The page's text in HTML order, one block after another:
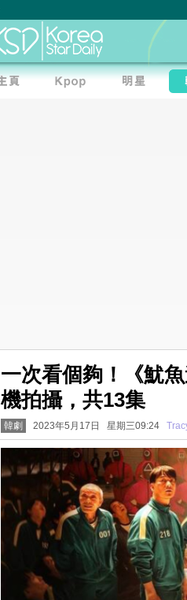
一次看個夠！《魷
機拍攝，共13集
韓劇 2023年5月17日 星期三09:24